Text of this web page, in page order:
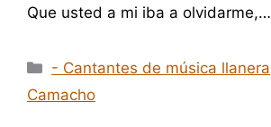
Que usted a mi iba a olvidarme,…
Categorías
- Cantantes de música llanera
Camacho